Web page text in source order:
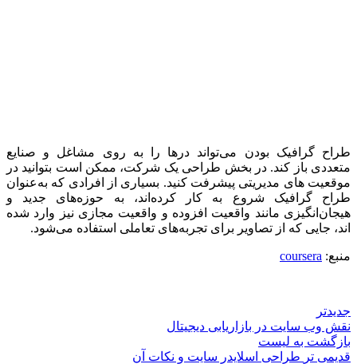
طراح گرافیک بودن می‌تواند درها را به روی مشاغل و صنایع
متعددی باز کند. در بخش طراحی یک شرکت، ممکن است بتوانید در
موقعیت های مدیریتی پیشرفت کنید. بسیاری از افرادی که به‌عنوان
طراح گرافیک شروع به کار کرده‌اند، به حوزه‌های جدید و
هیجان‌انگیزی مانند واقعیت افزوده و واقعیت مجازی نیز وارد شده
اند، جایی که از تصاویر برای تجربه‌های تعاملی استفاده می‌شود.
منبع: coursera
جدیدتر
نقش وب سایت در بازاریابی دیجیتال
بازگشت به لیست
قدیمی تر طراحی اسلایدر سایت و نکات آن